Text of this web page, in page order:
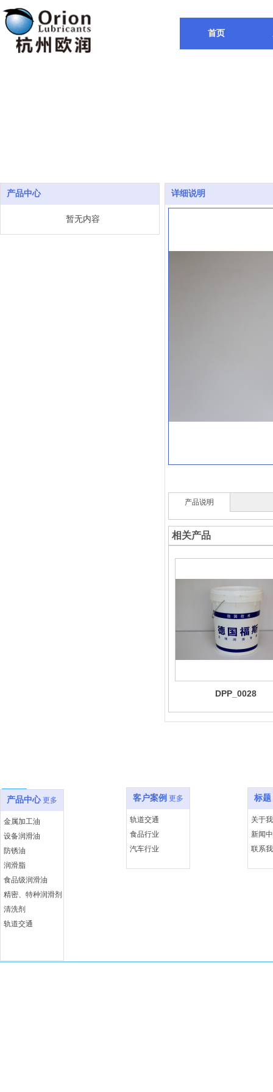
首页
产品中心
暂无内容
详细说明
产品说明
相关产品
DPP_0028
产品中心 更多
金属加工油
设备润滑油
防锈油
润滑脂
食品级润滑油
精密、特种润滑剂
清洗剂
轨道交通
客户案例 更多
轨道交通
食品行业
汽车行业
标题
关于
新闻
联系